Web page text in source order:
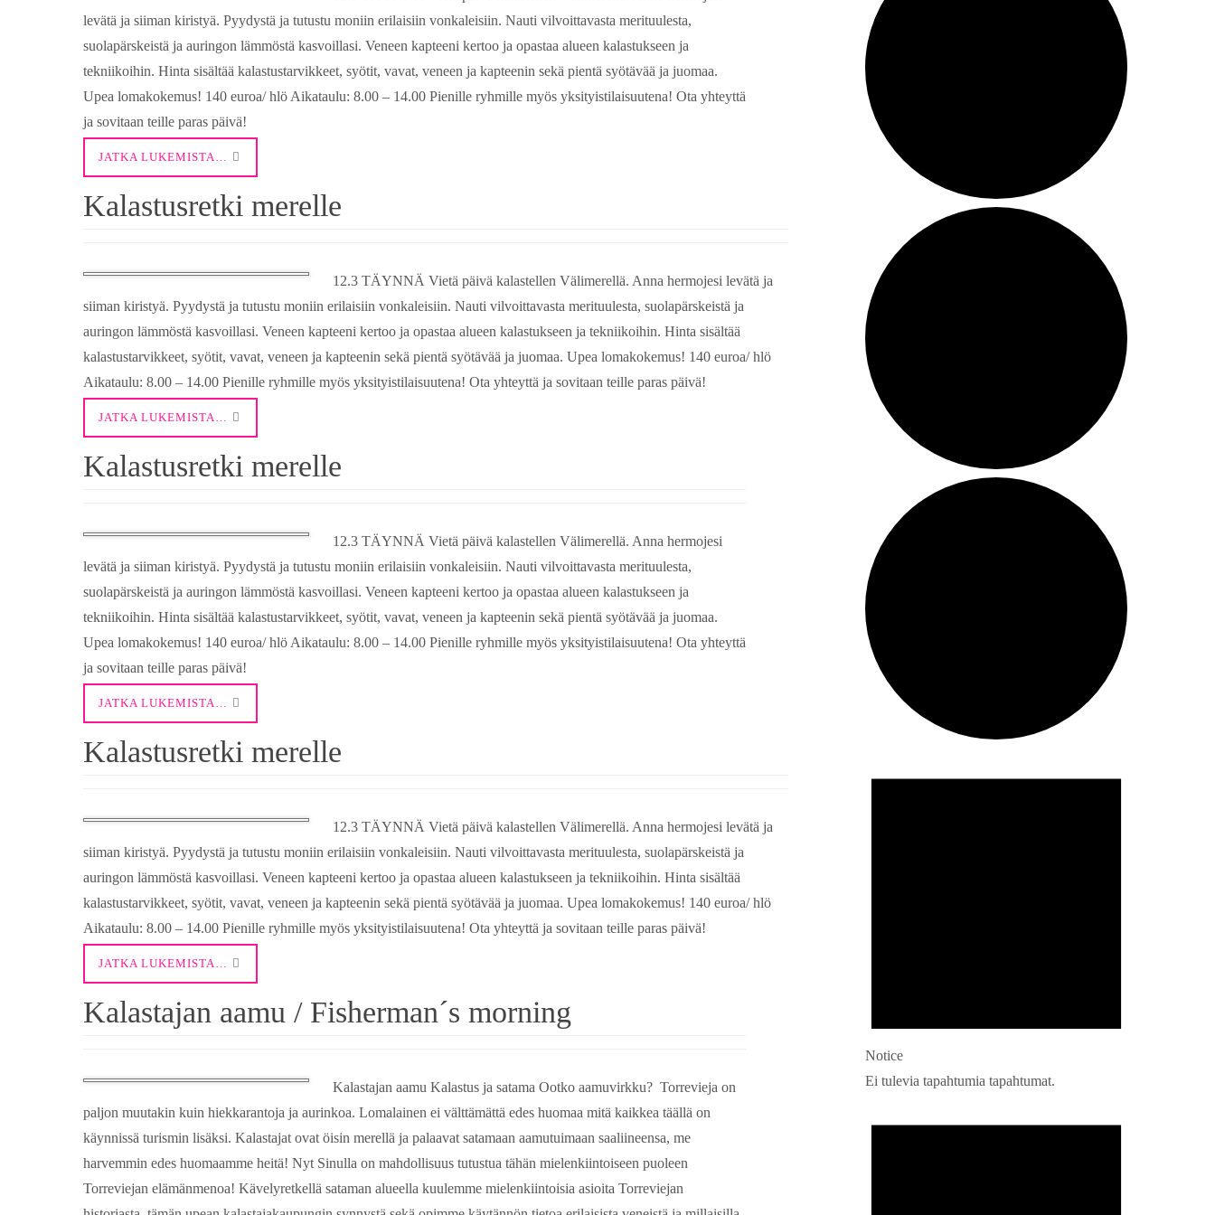
levätä ja siiman kiristyä. Pyydystä ja tutustu moniin erilaisiin vonkaleisiin. Nauti vilvoittavasta merituulesta,
suolapärskeistä ja auringon lämmöstä kasvoillasi. Veneen kapteeni kertoo ja opastaa alueen kalastukseen ja
tekniikoihin. Hinta sisältää kalastustarvikkeet, syötit, vavat, veneen ja kapteenin sekä pientä syötävää ja juomaa.
Upea lomakokemus! 140 euroa/ hlö Aikataulu: 8.00 – 14.00 Pienille ryhmille myös yksityistilaisuutena! Ota yhteyttä
ja sovitaan teille paras päivä!
JATKA LUKEMISTA…
Kalastusretki merelle
12.3 TÄYNNÄ Vietä päivä kalastellen Välimerellä. Anna hermojesi levätä ja
siiman kiristyä. Pyydystä ja tutustu moniin erilaisiin vonkaleisiin. Nauti vilvoittavasta merituulesta, suolapärskeistä ja
auringon lämmöstä kasvoillasi. Veneen kapteeni kertoo ja opastaa alueen kalastukseen ja tekniikoihin. Hinta sisältää
kalastustarvikkeet, syötit, vavat, veneen ja kapteenin sekä pientä syötävää ja juomaa. Upea lomakokemus! 140 euroa/ hlö
Aikataulu: 8.00 – 14.00 Pienille ryhmille myös yksityistilaisuutena! Ota yhteyttä ja sovitaan teille paras päivä!
JATKA LUKEMISTA…
Kalastusretki merelle
12.3 TÄYNNÄ Vietä päivä kalastellen Välimerellä. Anna hermojesi
levätä ja siiman kiristyä. Pyydystä ja tutustu moniin erilaisiin vonkaleisiin. Nauti vilvoittavasta merituulesta,
suolapärskeistä ja auringon lämmöstä kasvoillasi. Veneen kapteeni kertoo ja opastaa alueen kalastukseen ja
tekniikoihin. Hinta sisältää kalastustarvikkeet, syötit, vavat, veneen ja kapteenin sekä pientä syötävää ja juomaa.
Upea lomakokemus! 140 euroa/ hlö Aikataulu: 8.00 – 14.00 Pienille ryhmille myös yksityistilaisuutena! Ota yhteyttä
ja sovitaan teille paras päivä!
JATKA LUKEMISTA…
Kalastusretki merelle
12.3 TÄYNNÄ Vietä päivä kalastellen Välimerellä. Anna hermojesi levätä ja
siiman kiristyä. Pyydystä ja tutustu moniin erilaisiin vonkaleisiin. Nauti vilvoittavasta merituulesta, suolapärskeistä ja
auringon lämmöstä kasvoillasi. Veneen kapteeni kertoo ja opastaa alueen kalastukseen ja tekniikoihin. Hinta sisältää
kalastustarvikkeet, syötit, vavat, veneen ja kapteenin sekä pientä syötävää ja juomaa. Upea lomakokemus! 140 euroa/ hlö
Aikataulu: 8.00 – 14.00 Pienille ryhmille myös yksityistilaisuutena! Ota yhteyttä ja sovitaan teille paras päivä!
JATKA LUKEMISTA…
Kalastajan aamu / Fisherman´s morning
Kalastajan aamu Kalastus ja satama Ootko aamuvirkku? Torrevieja on
paljon muutakin kuin hiekkarantoja ja aurinkoa. Lomalainen ei välttämättä edes huomaa mitä kaikkea täällä on
käynnissä turismin lisäksi. Kalastajat ovat öisin merellä ja palaavat satamaan aamutuimaan saaliineensa, me
harvemmin edes huomaamme heitä! Nyt Sinulla on mahdollisuus tutustua tähän mielenkiintoiseen puoleen
Torreviejan elämänmenoa! Kävelyretkellä sataman alueella kuulemme mielenkiintoisia asioita Torreviejan
Notice
Ei tulevia tapahtumia tapahtumat.